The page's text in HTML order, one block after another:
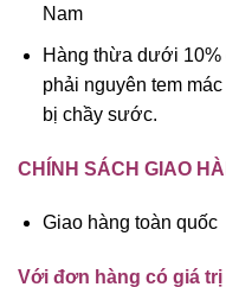
Nam
Hàng thừa dưới
phải nguyên tem
bị chầy sước.
CHÍNH SÁCH GIAO
Giao hàng toàn quốc
Với đơn hàng có giá